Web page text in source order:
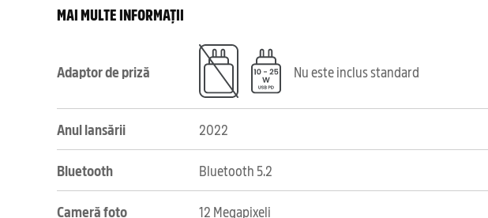
MAI MULTE INFORMAȚII
Adaptor de priză Nu este inclus standard
Anul lansării 2022
Bluetooth Bluetooth 5.2
Cameră foto 12 Megapixeli